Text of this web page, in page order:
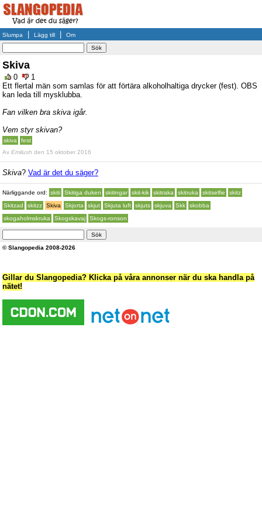
Slumpa Lägg till Om
Skiva
0
1
Ett flertal män som samlas för att förtära alkoholhaltiga drycker (fest). OBS
kan leda till mysklubba.
Fan vilken bra skiva igår.
Vem styr skivan?
skiva
fest
Av Emilush den 15 oktober 2016
Skiva? Vad är det du säger?
Närliggande ord: skiti Skitiga duken skitingar skit-kik skitraka skitruka skitselfie
skitz
Skitzad
skitzz Skiva Skjorta skjut Skjuta luft skjuts skjuva Skk
skobba
skogaholmskruka
Skogskavaj Skogs-ronson
© Slangopedia 2008-2026
Gillar du Slangopedia? Klicka på våra annonser när du ska handla på
nätet!